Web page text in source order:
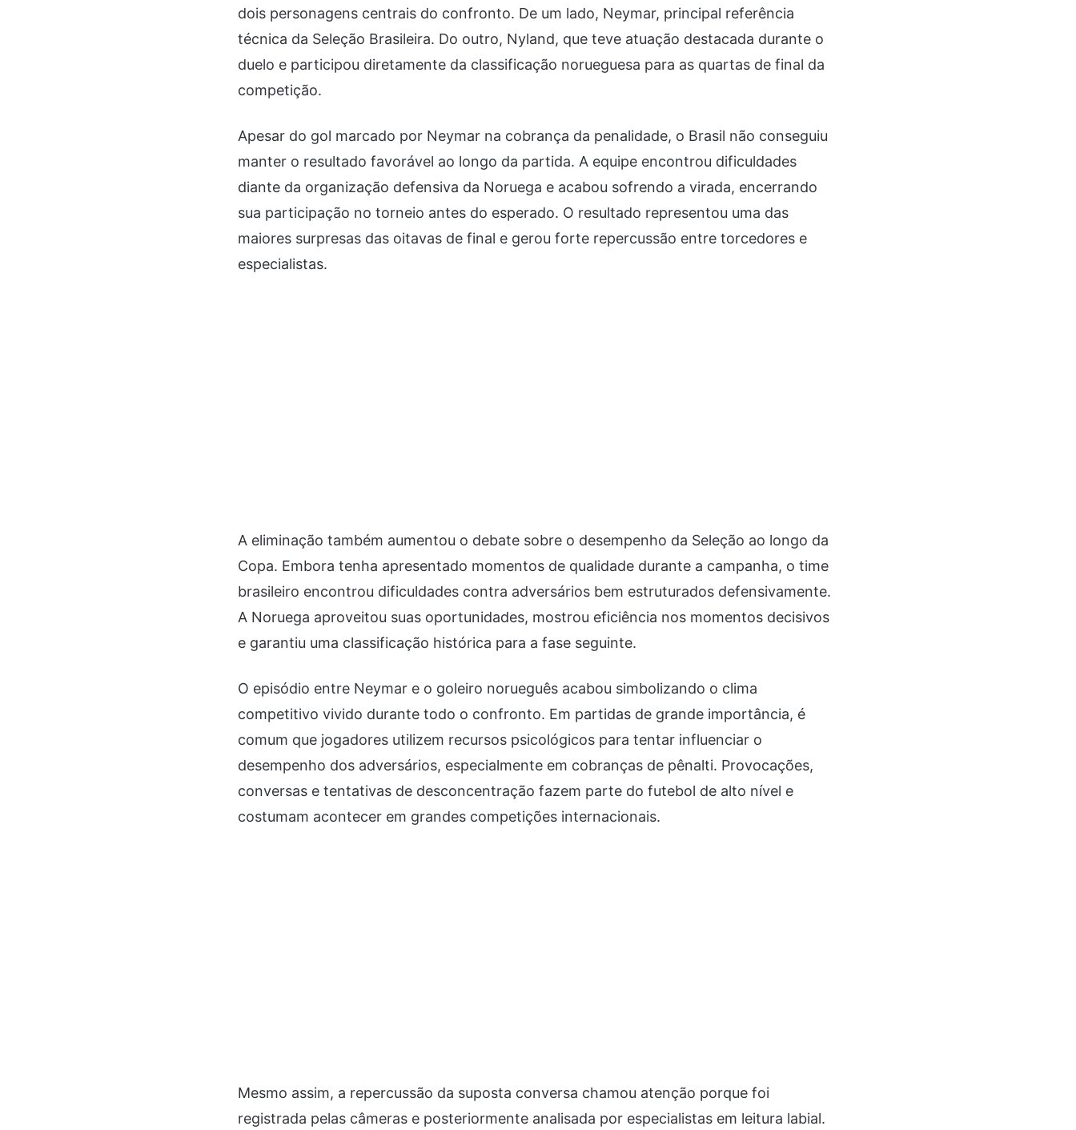
dois personagens centrais do confronto. De um lado, Neymar, principal referência
técnica da Seleção Brasileira. Do outro, Nyland, que teve atuação destacada durante o
duelo e participou diretamente da classificação norueguesa para as quartas de final da
competição.
Apesar do gol marcado por Neymar na cobrança da penalidade, o Brasil não conseguiu
manter o resultado favorável ao longo da partida. A equipe encontrou dificuldades
diante da organização defensiva da Noruega e acabou sofrendo a virada, encerrando
sua participação no torneio antes do esperado. O resultado representou uma das
maiores surpresas das oitavas de final e gerou forte repercussão entre torcedores e
especialistas.
A eliminação também aumentou o debate sobre o desempenho da Seleção ao longo da
Copa. Embora tenha apresentado momentos de qualidade durante a campanha, o time
brasileiro encontrou dificuldades contra adversários bem estruturados defensivamente.
A Noruega aproveitou suas oportunidades, mostrou eficiência nos momentos decisivos
e garantiu uma classificação histórica para a fase seguinte.
O episódio entre Neymar e o goleiro norueguês acabou simbolizando o clima
competitivo vivido durante todo o confronto. Em partidas de grande importância, é
comum que jogadores utilizem recursos psicológicos para tentar influenciar o
desempenho dos adversários, especialmente em cobranças de pênalti. Provocações,
conversas e tentativas de desconcentração fazem parte do futebol de alto nível e
costumam acontecer em grandes competições internacionais.
Mesmo assim, a repercussão da suposta conversa chamou atenção porque foi
registrada pelas câmeras e posteriormente analisada por especialistas em leitura labial.